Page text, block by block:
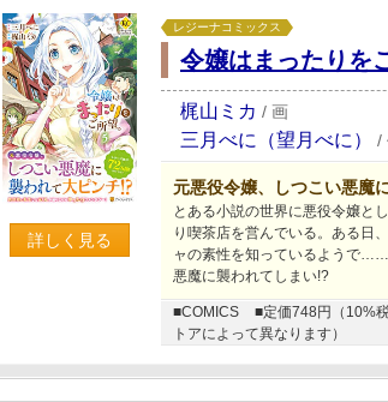
詳しく見る
レジーナコミックス
令嬢はまったりを
梶山ミカ / 画
三月べに（望月べに） /
元悪役令嬢、しつこい悪魔
とある小説の世界に悪役令嬢と
り喫茶店を営んでいる。ある日
ャの素性を知っているようで
悪魔に襲われてしまい!?
■COMICS ■定価748円（10%
トアによって異なります）